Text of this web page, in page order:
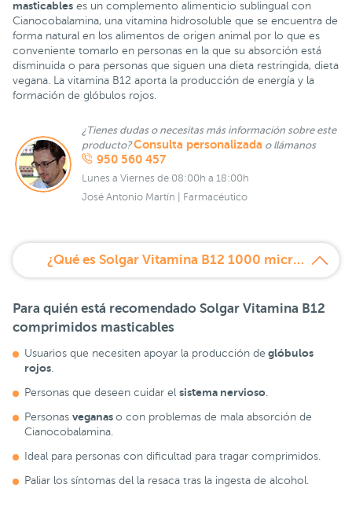
masticables es un complemento alimenticio sublingual con
Cianocobalamina, una vitamina hidrosoluble que se encuentra de
forma natural en los alimentos de origen animal por lo que es
conveniente tomarlo en personas en la que su absorción está
disminuida o para personas que siguen una dieta restringida, dieta
vegana. La vitamina B12 aporta la producción de energía y la
formación de glóbulos rojos.
¿Tienes dudas o necesitas más información sobre este
producto?Consulta personalizada o llámanos
950 560 457
Lunes a Viernes de 08:00h a 18:00h
José Antonio Martín | Farmacéutico
¿Qué es Solgar Vitamina B12 1000 microgramos 250 comprimidos masticables?
Para quién está recomendado Solgar Vitamina B12
comprimidos masticables
Usuarios que necesiten apoyar la producción de glóbulos
rojos
Personas que deseen cuidar el sistema nervioso
Personas veganas o con problemas de mala absorción de
Cianocobalamina.
Ideal para personas con dificultad para tragar comprimidos.
Paliar los síntomas del la resaca tras la ingesta de alcohol.